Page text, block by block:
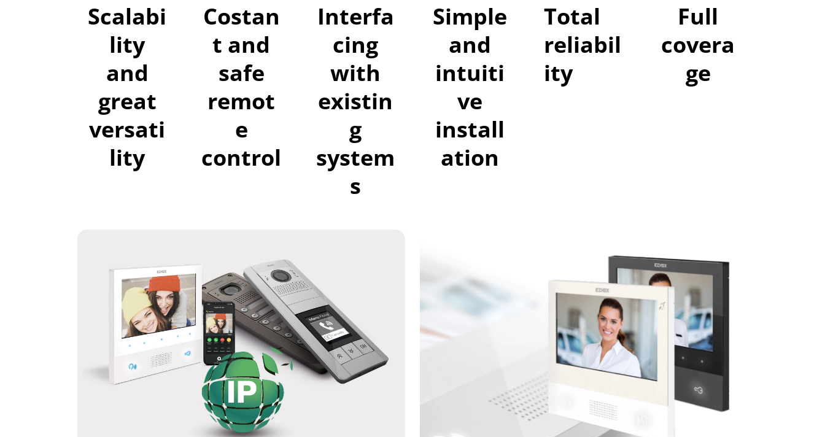
Scalabi
lity
and
great
versati
lity
Costan
t and
safe
remot
e
control
Interfa
cing
with
existin
g
system
s
Simple
and
intuiti
ve
install
ation
Total
reliabil
ity
Full
covera
ge